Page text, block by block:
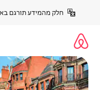
אוטומטי. להצגה בשפת המקור